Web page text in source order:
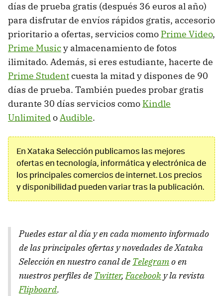
días de prueba gratis (después 36 euros al año)
para disfrutar de envíos rápidos gratis, accesorio
prioritario a ofertas, servicios como Prime Video,
Prime Musicy almacenamiento de fotos
ilimitado. Además, si eres estudiante, hacerte de
Prime Studentcuesta la mitad y dispones de 90
días de prueba. También puedes probar gratis
durante 30 días servicios como Kindle
UnlimitedoAudible.
En Xataka Selección publicamos las mejores
ofertas en tecnología, informática y electrónica de
los principales comercios de internet. Los precios
y disponibilidad pueden variar tras la publicación.
Puedes estar al día y en cada momento informado
de las principales ofertas y novedades de Xataka
Selección en nuestro canal de Telegramo en
nuestros perfiles de Twitter,Facebook y la revista
Flipboard.